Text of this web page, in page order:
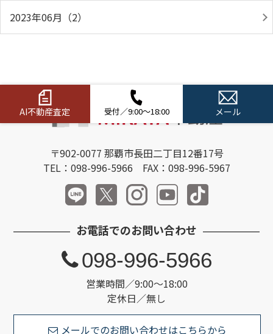
2023年06月（2）
AI不動産査定 受付／9:00～18:00 メール
〒902-0077 那覇市長田二丁目12番17号
TEL：098-996-5966 FAX：098-996-5967
お電話でのお問い合わせ
営業時間／9:00～18:00
定休日／無し
098-996-5966
メールでのお問い合わせはこちらから